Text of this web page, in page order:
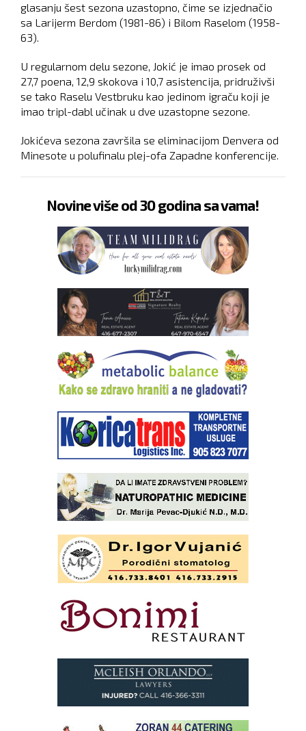
glasanju šest sezona uzastopno, čime se izjednačio
sa Larijerm Berdom (1981-86) i Bilom Raselom (1958-
63).
U regularnom delu sezone, Jokić je imao prosek od
27,7 poena, 12,9 skokova i 10,7 asistencija, pridruživši
se tako Raselu Vestbruku kao jedinom igraču koji je
imao tripl-dabl učinak u dve uzastopne sezone.
Jokićeva sezona završila se eliminacijom Denvera od
Minesote u polufinalu plej-ofa Zapadne konferencije.
Novine više od 30 godina sa vama!